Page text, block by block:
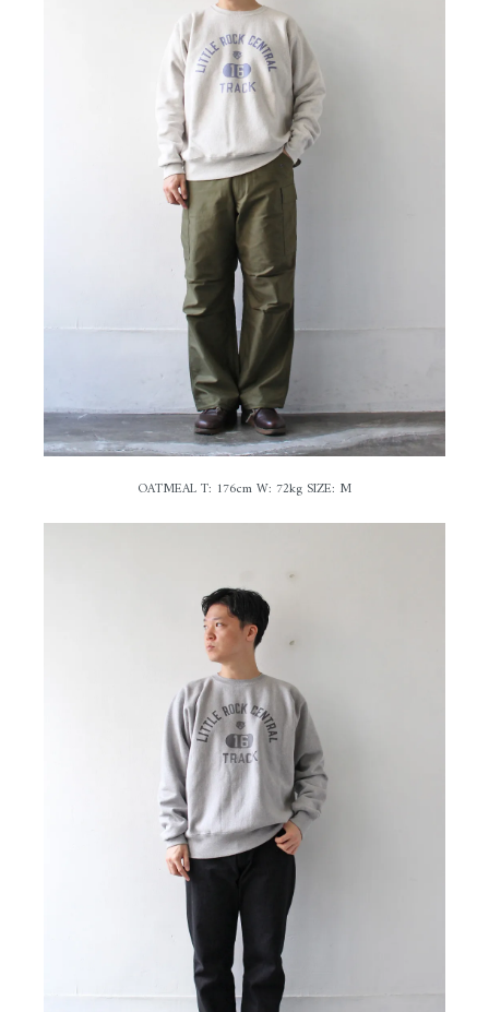
OATMEAL T: 176cm W: 72kg SIZE: M